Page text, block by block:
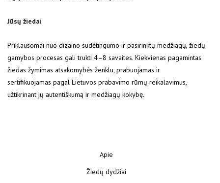
Jūsų žiedai
Priklausomai nuo dizaino sudėtingumo ir pasirinktų medžiagų, žiedų
gamybos procesas gali trukti 4–8 savaites. Kiekvienas pagamintas
žiedas žymimas atsakomybės ženklu, prabuojamas ir
sertifikuojamas pagal Lietuvos prabavimo rūmų reikalavimus,
užtikrinant jų autentiškumą ir medžiagų kokybę.
Apie
Žiedų dydžiai